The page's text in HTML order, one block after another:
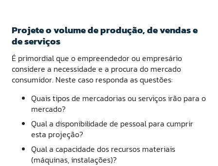
Projete o volume de produção, de vendas e
de serviços
É primordial que o empreendedor ou empresário
considere a necessidade e a procura do mercado
consumidor. Neste caso responda as questões:
Quais tipos de mercadorias ou serviços irão para o
mercado?
Qual a disponibilidade de pessoal para cumprir
esta projeção?
Qual a capacidade dos recursos materiais
(máquinas, instalações)?